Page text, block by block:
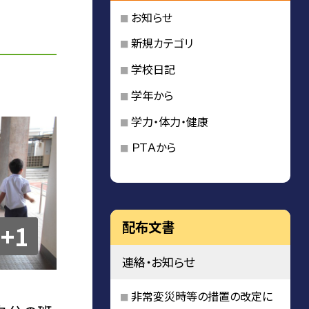
+1
お知らせ
新規カテゴリ
学校日記
学年から
学力・体力・健康
ＰＴＡから
配布文書
連絡・お知らせ
非常変災時等の措置の改定に